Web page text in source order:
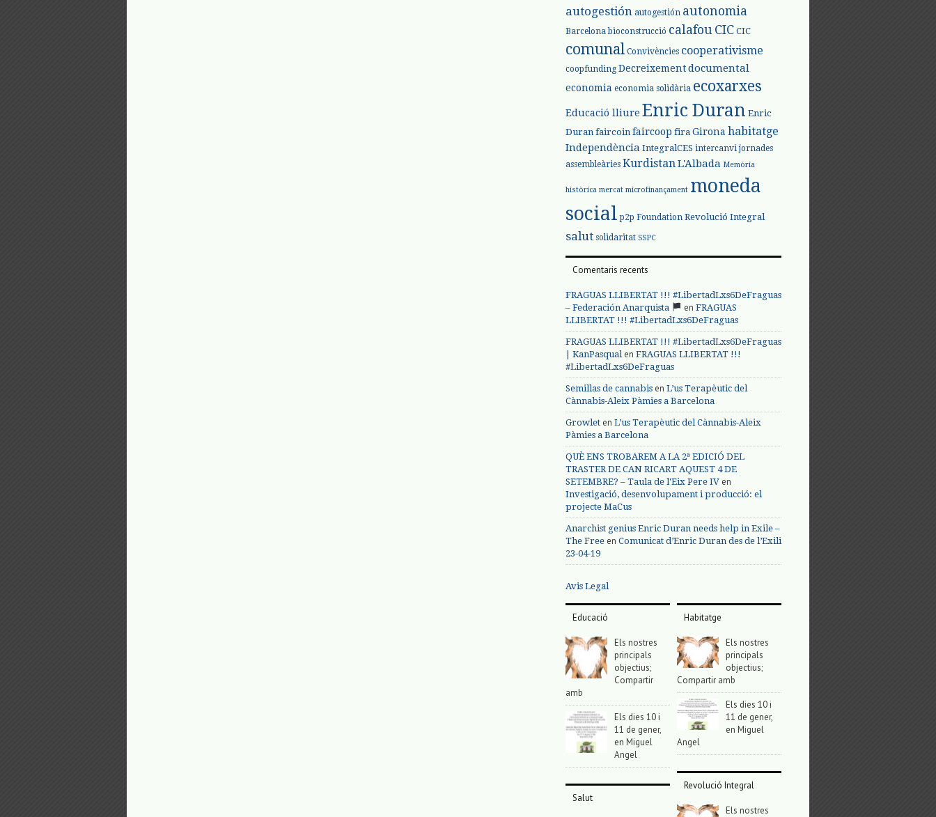
autogestión autogestión autonomia
Barcelona bioconstrucció calafou CIC CIC
comunal Convivències cooperativisme
coopfunding Decreixementdocumental
economia economia solidària ecoxarxes
Educació lliure Enric Duran Enric
Duran faircoin faircoop fira Girona habitatge
Independència IntegralCES intercanvi jornades
assembleàries Kurdistan L'Albada Memòria
històrica mercat microfinançament moneda
social p2p Foundation Revolució Integral
salut solidaritat SSPC
Comentaris recents
FRAGUAS LLIBERTAT !!! #LibertadLxs6DeFraguas
– Federación Anarquista
en FRAGUAS
LLIBERTAT !!! #LibertadLxs6DeFraguas
FRAGUAS LLIBERTAT !!! #LibertadLxs6DeFraguas
| KanPasqualen FRAGUAS LLIBERTAT !!!
#LibertadLxs6DeFraguas
Semillas de cannabis en L’us Terapèutic del
Cànnabis-Aleix Pàmies a Barcelona
Growlet en L’us Terapèutic del Cànnabis-Aleix
Pàmies a Barcelona
QUÈ ENS TROBAREM A LA 2ª EDICIÓ DEL
TRASTER DE CAN RICART AQUEST 4 DE
SETEMBRE? – Taula de l'Eix Pere IV en
Investigació, desenvolupament i producció: el
projecte MaCus
Anarchist genius Enric Duran needs help in Exile –
The Free en Comunicat d’Enric Duran des de l’Exili
23-04-19
Avis Legal
Educació
Els nostres
principals
objectius;
Compartir
amb
Els dies 10 i
11 de gener,
en Miguel
Angel
Salut
Habitatge
Els nostres
principals
objectius;
Compartir amb
Els dies 10 i
11 de gener,
en Miguel
Angel
Revolució Integral
Els nostres